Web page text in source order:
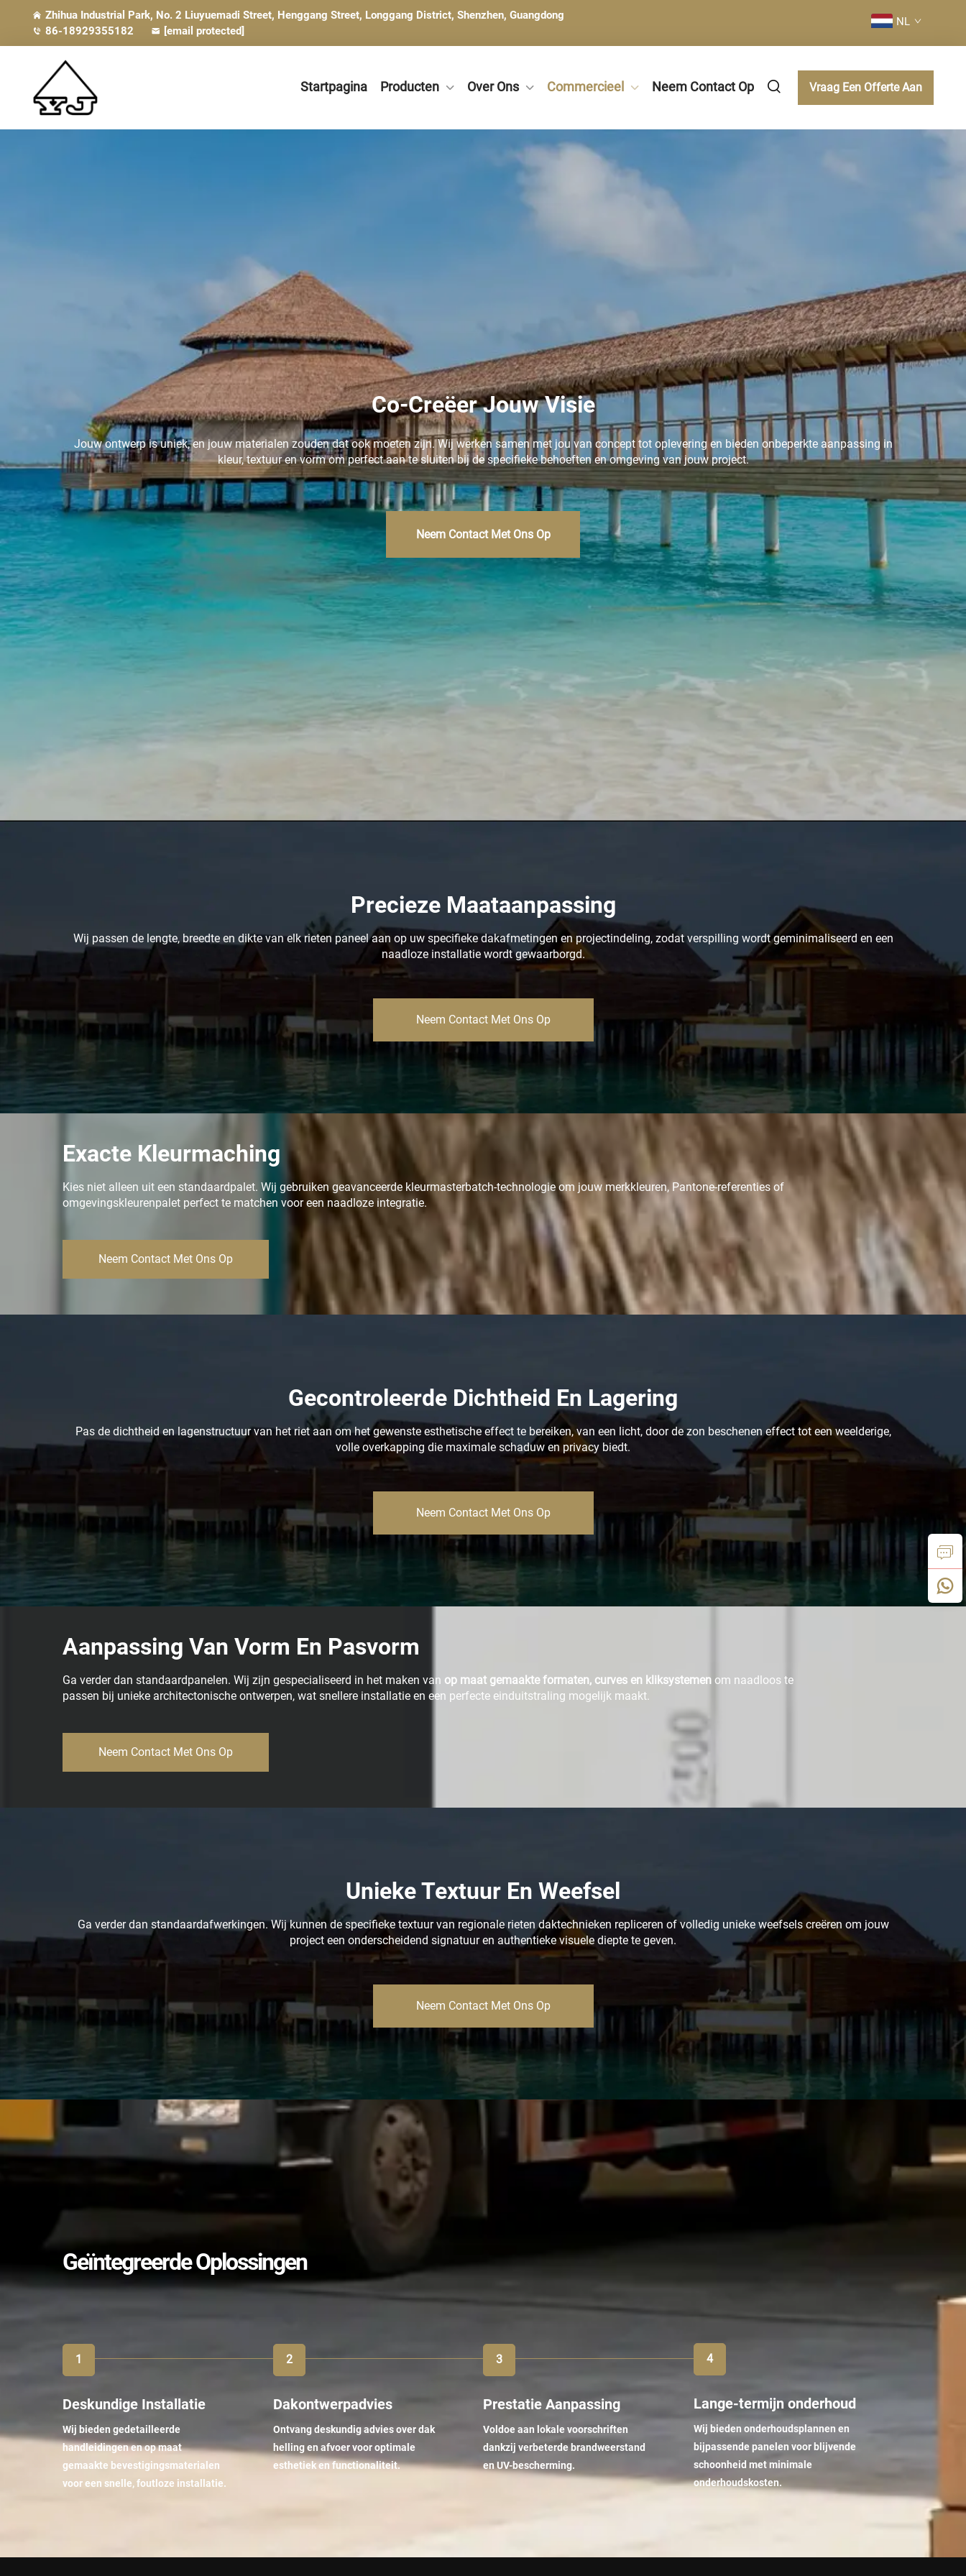
Zhihua Industrial Park, No. 2 Liuyuemadi Street, Henggang Street, Longgang District, Shenzhen, Guangdong
86-18929355182
[email protected]
NL
Startpagina Producten Over Ons Commercieel Neem Contact Op Vraag Een Offerte Aan
Co-Creëer Jouw Visie
Jouw ontwerp is uniek, en jouw materialen zouden dat ook moeten zijn. Wij werken samen met jou van concept tot oplevering en bieden onbeperkte aanpassing in
kleur, textuur en vorm om perfect aan te sluiten bij de specifieke behoeften en omgeving van jouw project.
Neem Contact Met Ons Op
Precieze Maataanpassing
Wij passen de lengte, breedte en dikte van elk rieten paneel aan op uw specifieke dakafmetingen en projectindeling, zodat verspilling wordt geminimaliseerd en een
naadloze installatie wordt gewaarborgd.
Neem Contact Met Ons Op
Exacte Kleurmaching
Kies niet alleen uit een standaardpalet. Wij gebruiken geavanceerde kleurmasterbatch-technologie om jouw merkkleuren, Pantone-referenties of
omgevingskleurenpalet perfect te matchen voor een naadloze integratie.
Neem Contact Met Ons Op
Gecontroleerde Dichtheid En Lagering
Pas de dichtheid en lagenstructuur van het riet aan om het gewenste esthetische effect te bereiken, van een licht, door de zon beschenen effect tot een weelderige,
volle overkapping die maximale schaduw en privacy biedt.
Neem Contact Met Ons Op
Aanpassing Van Vorm En Pasvorm
Ga verder dan standaardpanelen. Wij zijn gespecialiseerd in het maken van op maat gemaakte formaten, curves en kliksystemen om naadloos te
passen bij unieke architectonische ontwerpen, wat snellere installatie en een perfecte einduitstraling mogelijk maakt.
Neem Contact Met Ons Op
Unieke Textuur En Weefsel
Ga verder dan standaardafwerkingen. Wij kunnen de specifieke textuur van regionale rieten daktechnieken repliceren of volledig unieke weefsels creëren om jouw
project een onderscheidend signatuur en authentieke visuele diepte te geven.
Neem Contact Met Ons Op
Geïntegreerde Oplossingen
Deskundige Installatie
Wij bieden gedetailleerde
handleidingen en op maat
gemaakte bevestigingsmaterialen
voor een snelle, foutloze installatie.
Dakontwerpadvies
Ontvang deskundig advies over dak
helling en afvoer voor optimale
esthetiek en functionaliteit.
Prestatie Aanpassing
Voldoe aan lokale voorschriften
dankzij verbeterde brandweerstand
en UV-bescherming.
Lange-termijn onderhoud
Wij bieden onderhoudsplannen en
bijpassende panelen voor blijvende
schoonheid met minimale
onderhoudskosten.